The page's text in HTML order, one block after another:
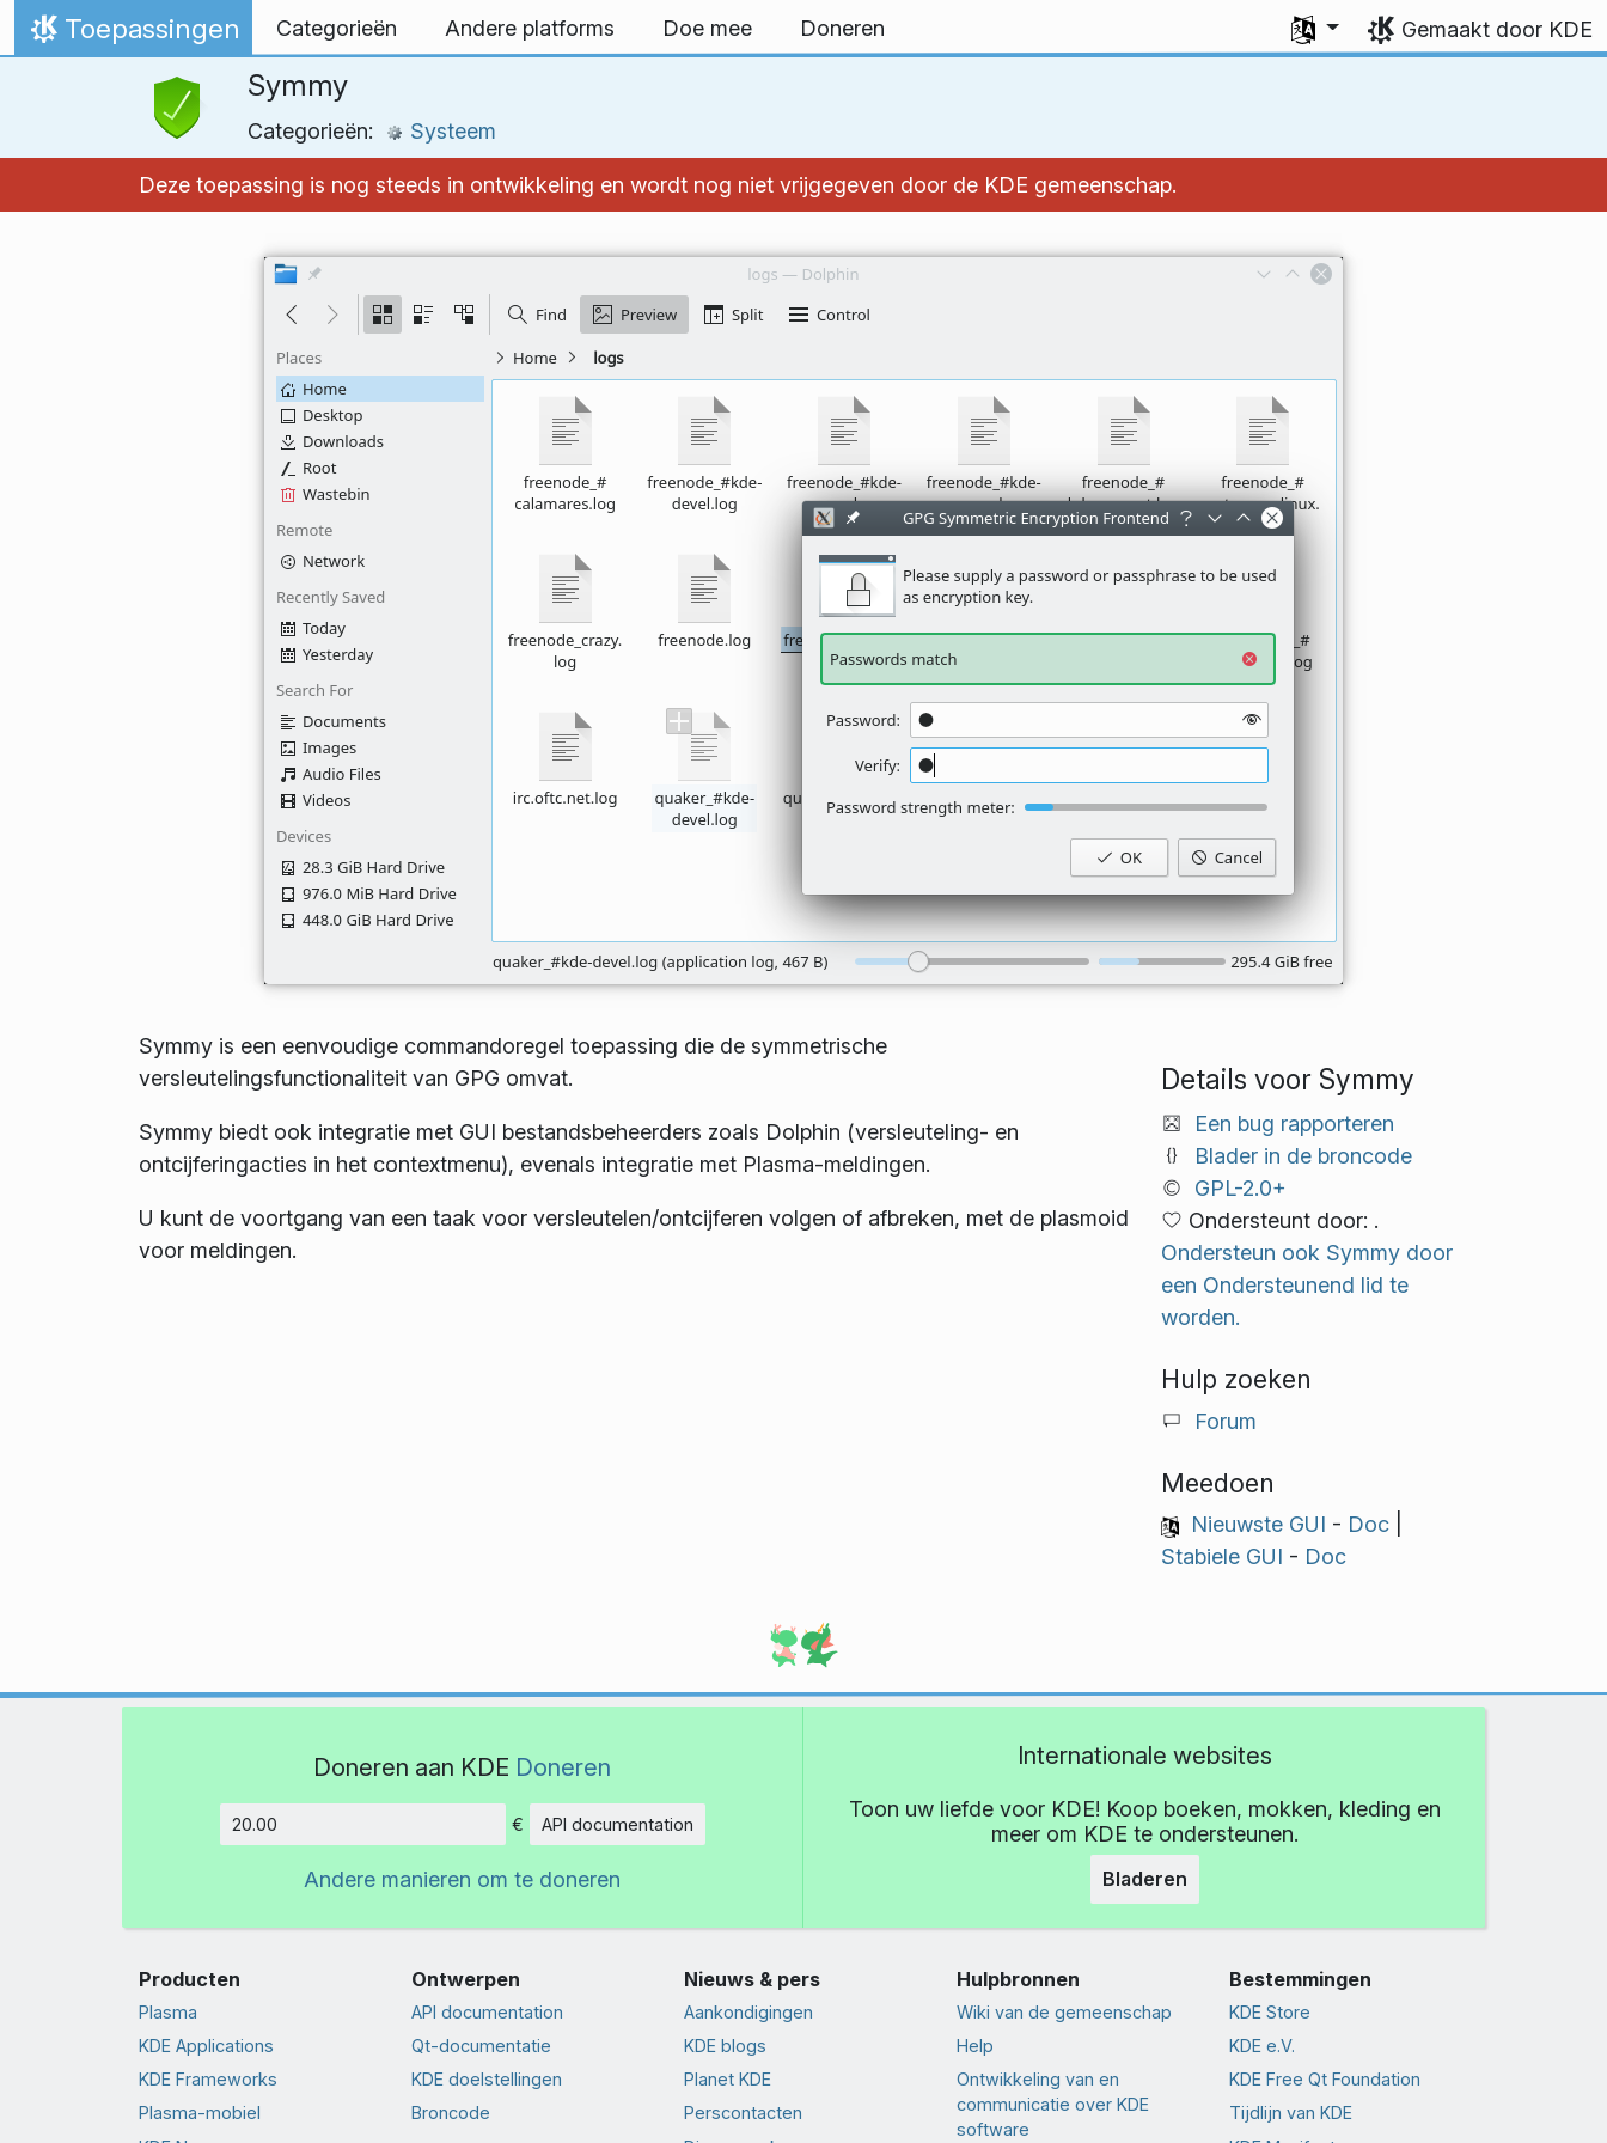
Spring naar inhoud
Thuis
Toepassingen Categorieën Andere platforms Doe mee Doneren
Uw taal selecteren
Gemaakt door KDE
Symmy
Categorieën: Systeem
Deze toepassing is nog steeds in ontwikkeling en wordt nog niet vrijgegeven door de KDE gemeenschap.
Symmy is een eenvoudige commandoregel toepassing die de symmetrische
versleutelingsfunctionaliteit van GPG omvat.
Symmy biedt ook integratie met GUI bestandsbeheerders zoals Dolphin (versleuteling- en
ontcijferingacties in het contextmenu), evenals integratie met Plasma-meldingen.
U kunt de voortgang van een taak voor versleutelen/ontcijferen volgen of afbreken, met de plasmoid
voor meldingen.
Details voor Symmy
Een bug rapporteren
Blader in de broncode
GPL-2.0+
Ondersteunt door: .
Ondersteun ook Symmy door
een Ondersteunend lid te
worden.
Hulp zoeken
Forum
Meedoen
Nieuwste GUI - Doc|
Stabiele GUI - Doc
Doneren aan KDE Doneren
Hoeveelheid
€ API documentation
Andere manieren om te doneren
Internationale websites
Toon uw liefde voor KDE! Koop boeken, mokken, kleding en
meer om KDE te ondersteunen.
Bladeren
Producten
Plasma
KDE Applications
KDE Frameworks
Plasma-mobiel
Ontwerpen
API documentation
Qt-documentatie
KDE doelstellingen
Broncode
Nieuws & pers
Aankondigingen
KDE blogs
Planet KDE
Perscontacten
Hulpbronnen
Wiki van de gemeenschap
Help
Ontwikkeling van en
communicatie over KDE
software
Bestemmingen
KDE Store
KDE e.V.
KDE Free Qt Foundation
Tijdlijn van KDE